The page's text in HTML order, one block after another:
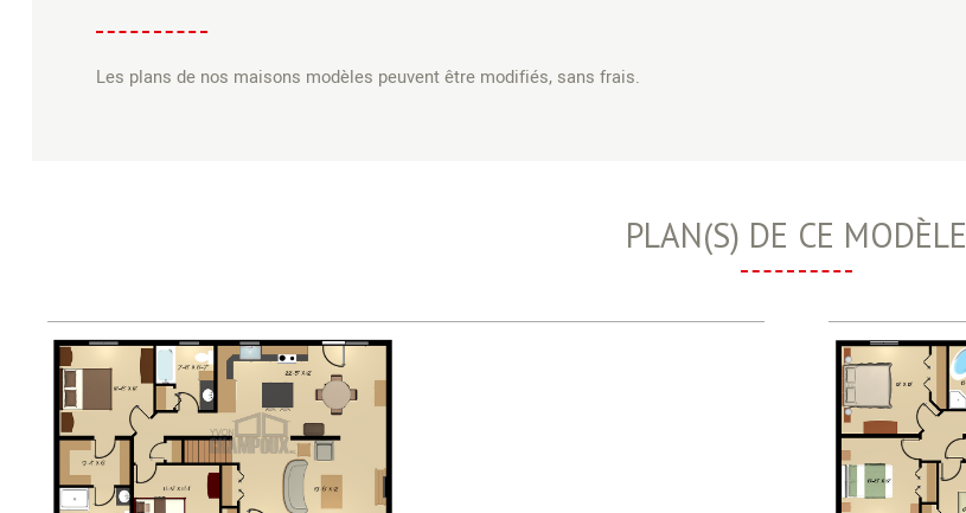
Les plans de nos maisons modèles peuvent être modifiés, sans frais.
PLAN(S) DE CE MODÈLE